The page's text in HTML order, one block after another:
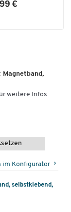
€
weitere Infos
im Konfigurator
selbstklebend,